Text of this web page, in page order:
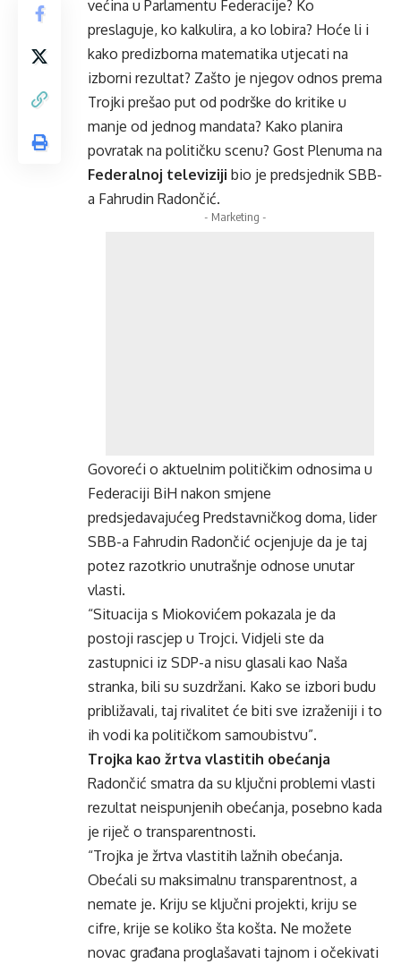
većina u Parlamentu Federacije? Ko
preslaguje, ko kalkulira, a ko lobira? Hoće li i
kako predizborna matematika utjecati na
izborni rezultat? Zašto je njegov odnos prema
Trojki prešao put od podrške do kritike u
manje od jednog mandata? Kako planira
povratak na političku scenu? Gost Plenuma na
Federalnoj televiziji bio je predsjednik SBB-
a Fahrudin Radončić.
- Marketing -
Govoreći o aktuelnim političkim odnosima u
Federaciji BiH nakon smjene
predsjedavajućeg Predstavničkog doma, lider
SBB-a Fahrudin Radončić ocjenjuje da je taj
potez razotkrio unutrašnje odnose unutar
vlasti.
“Situacija s Miokovićem pokazala je da
postoji rascjep u Trojci. Vidjeli ste da
zastupnici iz SDP-a nisu glasali kao Naša
stranka, bili su suzdržani. Kako se izbori budu
približavali, taj rivalitet će biti sve izraženiji i to
ih vodi ka političkom samoubistvu”.
Trojka kao žrtva vlastitih obećanja
Radončić smatra da su ključni problemi vlasti
rezultat neispunjenih obećanja, posebno kada
je riječ o transparentnosti.
“Trojka je žrtva vlastitih lažnih obećanja.
Obećali su maksimalnu transparentnost, a
nemate je. Kriju se ključni projekti, kriju se
cifre, krije se koliko šta košta. Ne možete
novac građana proglašavati tajnom i očekivati